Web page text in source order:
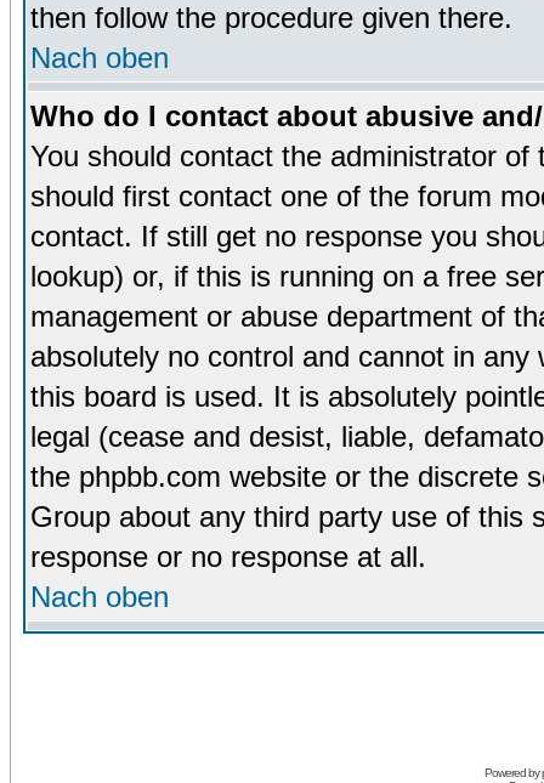
then follow the procedure given there.
Nach oben
Who do I contact about abusive
You should contact the administrator
should first contact one of the forum
contact. If still get no response you
lookup) or, if this is running on a free
management or abuse department of
absolutely no control and cannot in
this board is used. It is absolutely
legal (cease and desist, liable,
the phpbb.com website or the discrete
Group about any third party use of this
response or no response at all.
Nach oben
Powered by